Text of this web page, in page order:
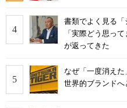
書類でよく見る
「実際どう思っ
が返ってきた
なぜ「一度消え
世界的ブランド